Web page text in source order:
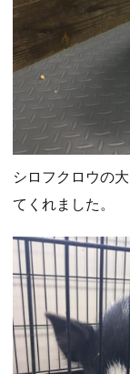
シロフクロウの
てくれました。